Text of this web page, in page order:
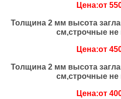
Цена:от
Толщина 2 мм высота
см,строчные
Цена:от
Толщина 2 мм высота
см,строчные не
Цена:от